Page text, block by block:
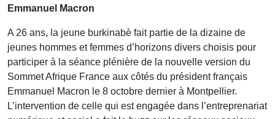
Emmanuel Macron
A 26 ans, la jeune burkinabè fait partie de la dizaine de
jeunes hommes et femmes d’horizons divers choisis pour
participer à la séance plénière de la nouvelle version du
Sommet Afrique France aux côtés du président français
Emmanuel Macron le 8 octobre dernier à Montpellier.
L’intervention de celle qui est engagée dans l’entreprenariat